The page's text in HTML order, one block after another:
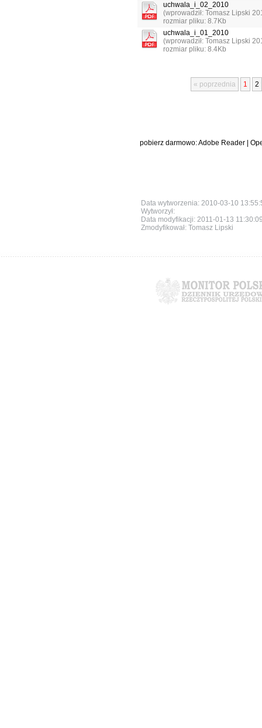
uchwala_i_02_2010
(wprowadził: Tomasz Lipski
rozmiar pliku: 8.7Kb
uchwala_i_01_2010
(wprowadził: Tomasz Lipski
rozmiar pliku: 8.4Kb
« poprzednia 1 2
pobierz darmowo:Adobe Reader
Data wytworzenia: 2010-03-10
Wytworzył:
Data modyfikacji: 2011-01-13
Zmodyfikował: Tomasz Lipski